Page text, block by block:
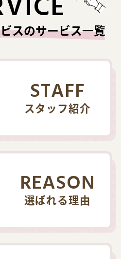
スのサービス一覧
STAFF
スタッフ紹介
REASON
選ばれる理由